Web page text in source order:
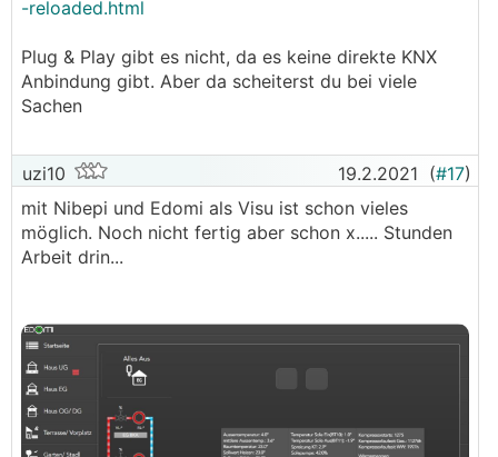
-reloaded.html
Plug & Play gibt es nicht, da es keine direkte KNX
Anbindung gibt. Aber da scheiterst du bei viele
Sachen
uzi10 19.2.2021 (#17)
mit Nibepi und Edomi als Visu ist schon vieles
möglich. Noch nicht fertig aber schon x..... Stunden
Arbeit drin...